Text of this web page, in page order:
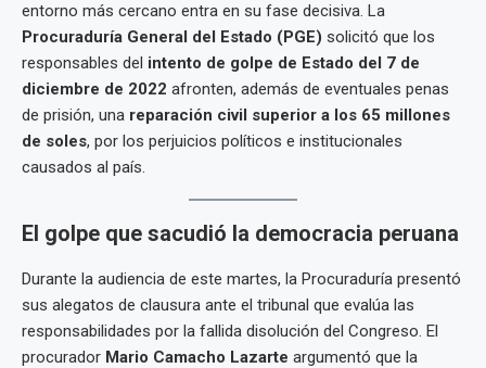
entorno más cercano entra en su fase decisiva. La
Procuraduría General del Estado (PGE) solicitó que los
responsables del intento de golpe de Estado del 7 de
diciembre de 2022 afronten, además de eventuales penas
de prisión, una reparación civil superior a los 65 millones
de soles, por los perjuicios políticos e institucionales
causados al país.
El golpe que sacudió la democracia peruana
Durante la audiencia de este martes, la Procuraduría presentó
sus alegatos de clausura ante el tribunal que evalúa las
responsabilidades por la fallida disolución del Congreso. El
procurador Mario Camacho Lazarte argumentó que la